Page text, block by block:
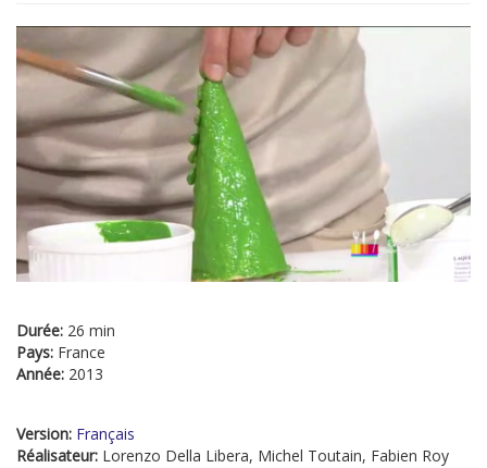
Durée: 26 min
Pays: France
Année: 2013
Version: Français
Réalisateur: Lorenzo Della Libera, Michel Toutain, Fabien Roy